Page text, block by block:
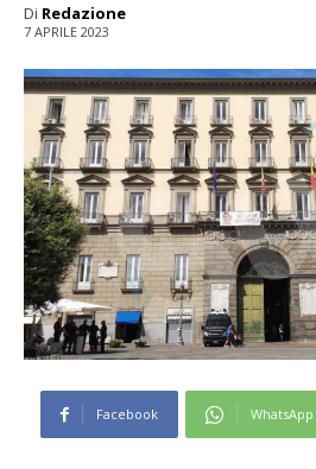
Di Redazione
7 APRILE 2023
Facebook WhatsApp